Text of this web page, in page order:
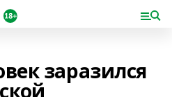
заразился